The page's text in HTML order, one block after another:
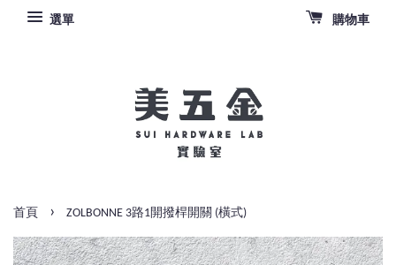
選單 購物車
首頁 › ZOLBONNE 3路1開撥桿開關 (橫式)